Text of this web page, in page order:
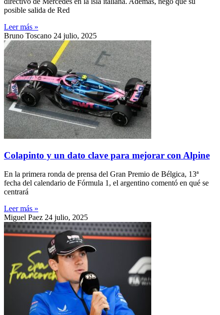
posible salida de Red
Leer más »
Bruno Toscano 24 julio, 2025
Colapinto y un dato clave para mejorar con Alpine
En la primera ronda de prensa del Gran Premio de Bélgica, 13ª
fecha del calendario de Fórmula 1, el argentino comentó en qué se
centrará
Leer más »
Miguel Paez 24 julio, 2025